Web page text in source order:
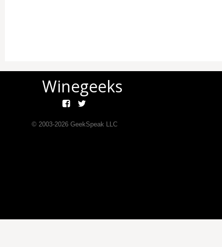
Winegeeks
© 2003-2026GeekSpeak LLC